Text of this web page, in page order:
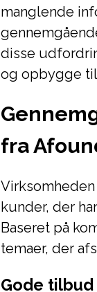
manglende
disse
og opbygge
fra
kunder, der
Baseret på
temaer, der
Gode